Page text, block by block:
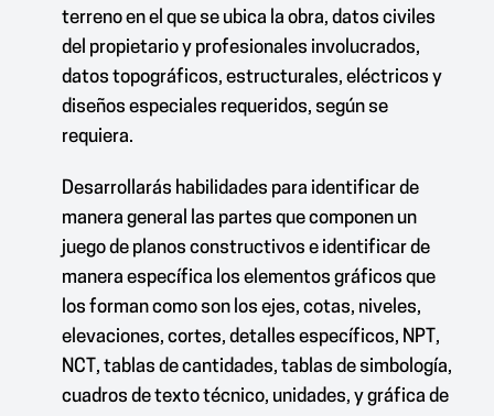
terreno en el que se ubica la obra, datos civiles
del propietario y profesionales involucrados,
datos topográficos, estructurales, eléctricos y
diseños especiales requeridos, según se
requiera.
Desarrollarás habilidades para identificar de
manera general las partes que componen un
juego de planos constructivos e identificar de
manera específica los elementos gráficos que
los forman como son los ejes, cotas, niveles,
elevaciones, cortes, detalles específicos, NPT,
NCT, tablas de cantidades, tablas de simbología,
cuadros de texto técnico, unidades, y gráfica de